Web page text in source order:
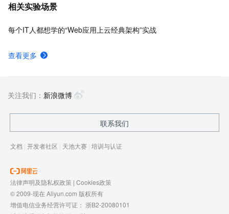
相关实验场景
每个IT人都想学的“Web应用上云经典架构”实战
查看更多
关注我们： 新浪微博
联系我们
文档 | 开发者社区 | 天池大赛 | 培训与认证
法律声明及隐私权政策 | Cookies政策
© 2009-现在 Aliyun.com 版权所有
增值电信业务经营许可证： 浙B2-20080101